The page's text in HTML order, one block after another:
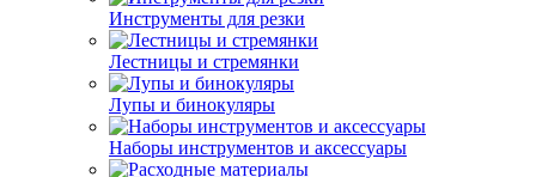
Инструменты для резки
Лестницы и стремянки
Лупы и бинокуляры
Наборы инструментов и аксессуары